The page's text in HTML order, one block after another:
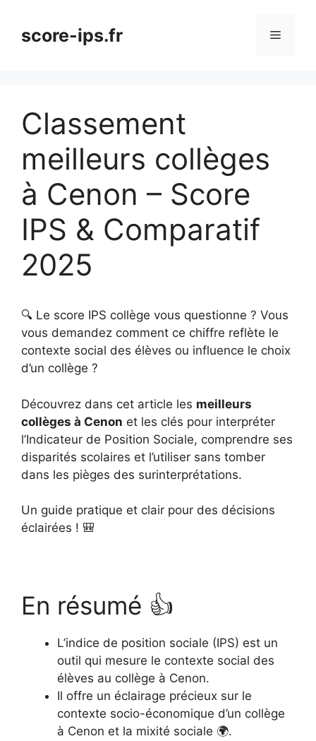
contenuscore-ips.fr Menu
Classement
meilleurs collèges
à Cenon – Score
IPS & Comparatif
2025
🔍 Le score IPS collège vous questionne ? Vous
vous demandez comment ce chiffre reflète le
contexte social des élèves ou influence le choix
d’un collège ?
Découvrez dans cet article les meilleurs
collèges à Cenon et les clés pour interpréter
l’Indicateur de Position Sociale, comprendre ses
disparités scolaires et l’utiliser sans tomber
dans les pièges des surinterprétations.
Un guide pratique et clair pour des décisions
éclairées ! 🎒
En résumé 👍
L’indice de position sociale (IPS) est un
outil qui mesure le contexte social des
élèves au collège à Cenon.
Il offre un éclairage précieux sur le
contexte socio-économique d’un collège
à Cenon et la mixité sociale 🌍.